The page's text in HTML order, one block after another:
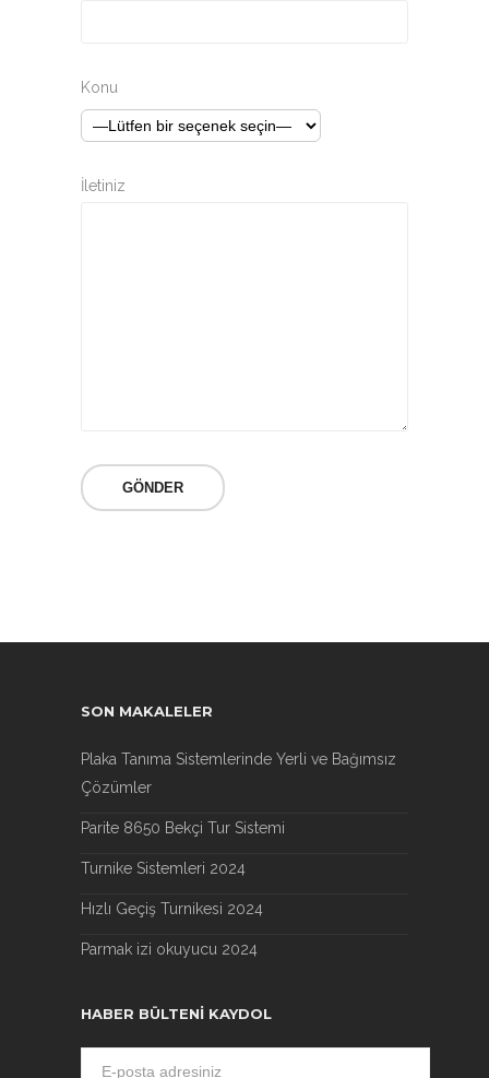
Konu
İletiniz
SON MAKALELER
Plaka Tanıma Sistemlerinde Yerli ve Bağımsız
Çözümler
Parite 8650 Bekçi Tur Sistemi
Turnike Sistemleri 2024
Hızlı Geçiş Turnikesi 2024
Parmak izi okuyucu 2024
HABER BÜLTENI KAYDOL